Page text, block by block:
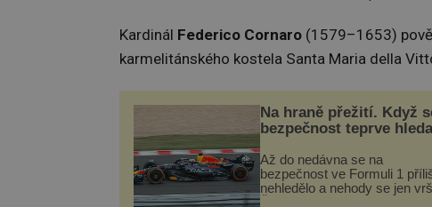
Kardinál Federico Cornaro (1579–1653)
karmelitánského kostela Santa Maria della
Na hraně přežití. Když
bezpečnost teprve
Až do nedávna se na
bezpečnost ve Formuli 1
nehledělo a nehody se jen